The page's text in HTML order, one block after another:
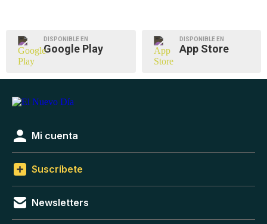
DISPONIBLE EN
Google Play
DISPONIBLE EN
App Store
Mi cuenta
Suscríbete
Newsletters